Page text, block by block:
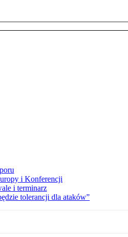
i Konferencji
i terminarz
tolerancji dla ataków”